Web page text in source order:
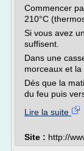
Commencer
210°C
Si vous avez
suffisent.
Dans une
morceaux et
Dés que la
du feu puis
Lire la suite
Site : http://